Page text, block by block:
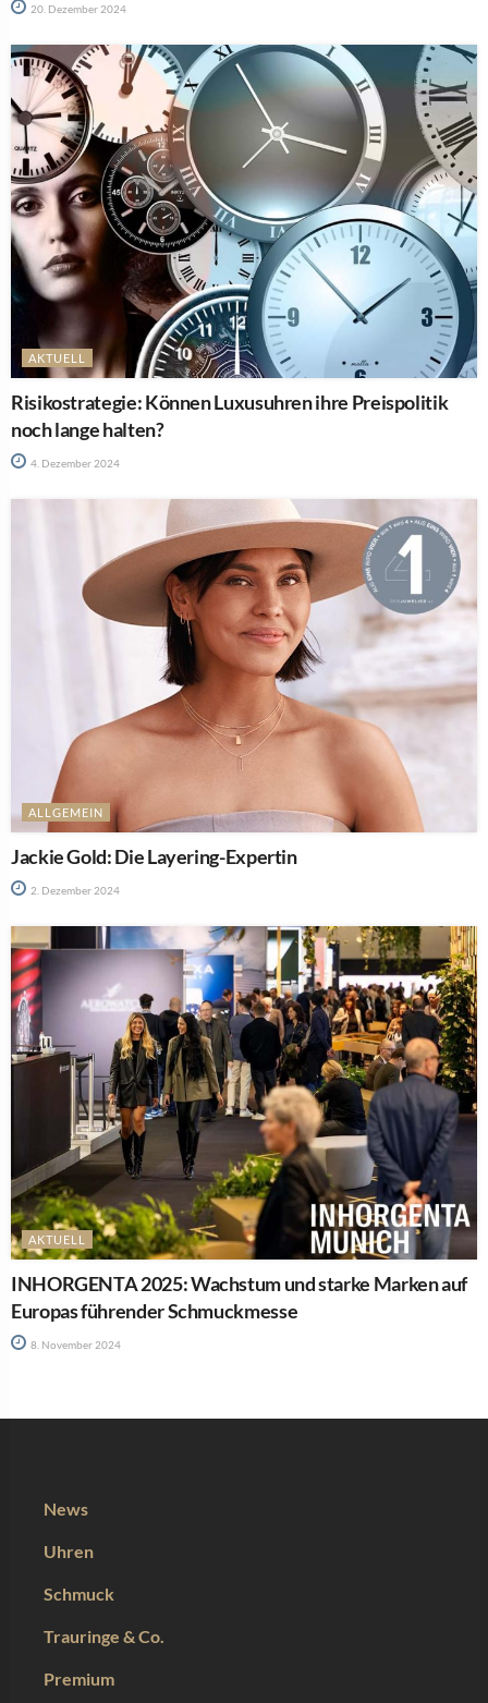
20. Dezember 2024
AKTUELL
Risikostrategie: Können Luxusuhren ihre Preispolitik
noch lange halten?
4. Dezember 2024
ALLGEMEIN
Jackie Gold: Die Layering-Expertin
2. Dezember 2024
AKTUELL
INHORGENTA 2025: Wachstum und starke Marken auf
Europas führender Schmuckmesse
8. November 2024
News
Uhren
Schmuck
Trauringe & Co.
Premium